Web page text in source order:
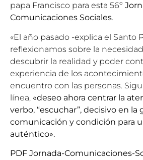
papa Francisco para esta 56º
Comunicaciones Sociales.
«El año pasado -explica el Santo
reflexionamos sobre la necesidad
descubrir la realidad y poder
experiencia de los
encuentro con las personas.
línea, «deseo ahora centrar la
verbo, “escuchar”, decisivo en la
comunicación y condición para
auténtico».
PDF Jornada-Comunicaciones-